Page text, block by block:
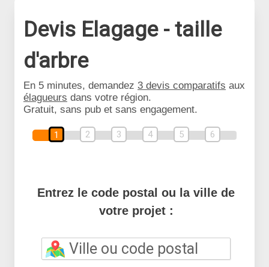
Devis Elagage - taille
d'arbre
En 5 minutes, demandez 3 devis comparatifs aux
élagueurs dans votre région.
Gratuit, sans pub et sans engagement.
1 2 3 4 5 6
Entrez le code postal ou la ville de
votre projet :